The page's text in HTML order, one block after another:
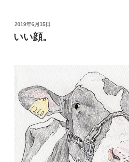
投
稿
日:
2019年6月15日
いい顔。